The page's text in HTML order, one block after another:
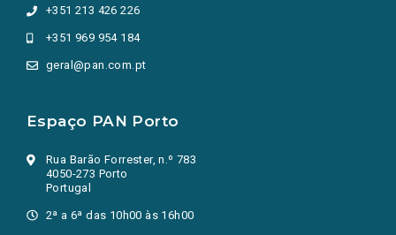
+351 213 426 226
+351 969 954 184
geral@pan.com.pt
Espaço PAN Porto
Rua Barão Forrester, n.º 783
4050-273 Porto
Portugal
2ª a 6ª das 10h00 às 16h00